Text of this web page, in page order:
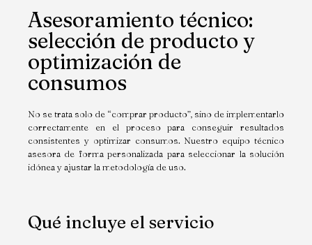
Asesoramiento técnico:
selección de producto y
optimización de
consumos
No se trata solo de “comprar producto”, sino de implementarlo
correctamente en el proceso para conseguir resultados
consistentes y optimizar consumos. Nuestro equipo técnico
asesora de forma personalizada para seleccionar la solución
idónea y ajustar la metodología de uso.
Qué incluye el servicio